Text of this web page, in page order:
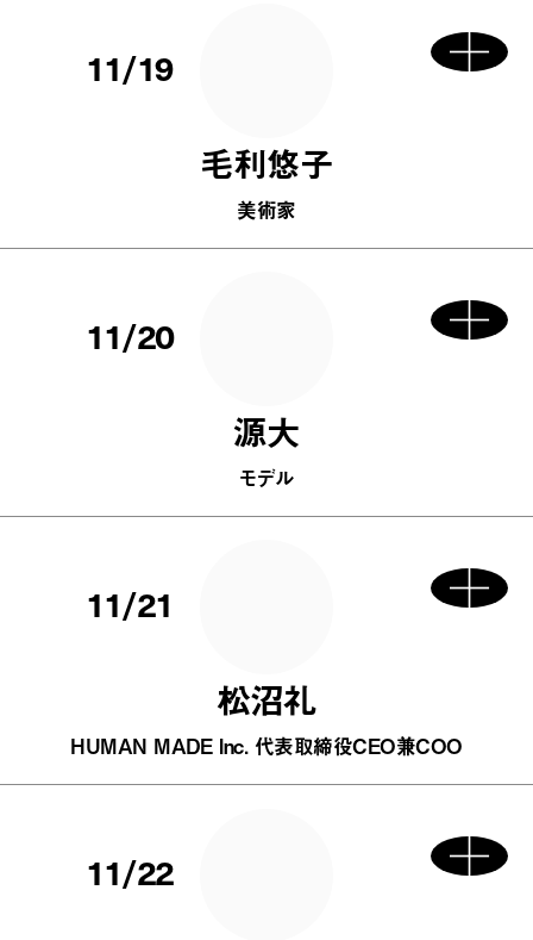
11/19
毛利悠子
美術家
11/20
源大
モデル
11/21
松沼礼
HUMAN MADE Inc. 代表取締役CEO兼COO
11/22